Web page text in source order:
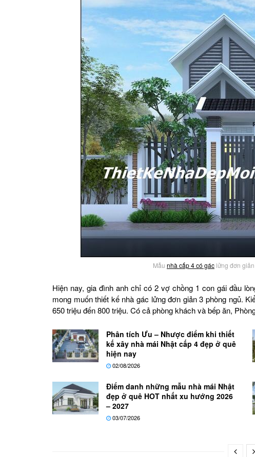
Mẫu nhà cấp 4 có gác lửng đơn
Hiện nay, gia đình anh chỉ có 2 vợ chồng 1 con gái đầu
mong muốn thiết kế nhà gác lửng đơn giản 3 phòng ngủ.
650 triệu đến 800 triệu. Có cả phòng khách và bếp ăn,
Phân tích Ưu – Nhược điểm khi thiết
kế xây nhà mái Nhật cấp 4 đẹp ở quê
hiện nay
02/08/2026
Điểm danh những mẫu nhà mái Nhật
đẹp ở quê HOT nhất xu hướng 2026
– 2027
03/07/2026